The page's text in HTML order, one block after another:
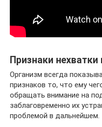
Признаки нехватки
Организм всегда
признаков то, что ему
обращать внимание на
заблаговременно их
проблемой в дальнейшем.